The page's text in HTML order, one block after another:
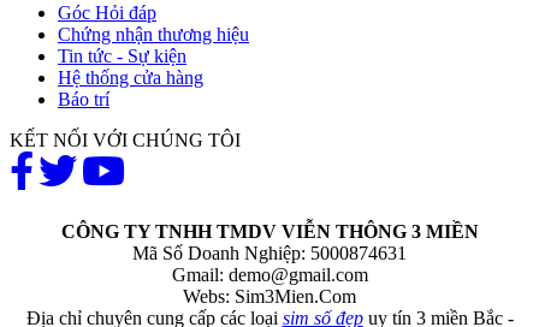
Góc Hỏi đáp
Chứng nhận thương hiệu
Tin tức - Sự kiện
Hệ thống cửa hàng
Báo trí
KẾT NỐI VỚI CHÚNG TÔI
CÔNG TY TNHH TMDV VIỄN THÔNG 3 MIỀN
Mã Số Doanh Nghiệp: 5000874631
Gmail: demo@gmail.com
Webs: Sim3Mien.Com
Địa chỉ chuyên cung cấp các loại sim số đẹpuy tín 3 miền Bắc -